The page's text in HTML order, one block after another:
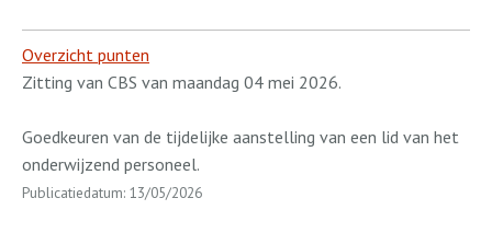
Overzicht punten
Zitting van CBS van maandag 04 mei 2026.
Goedkeuren van de tijdelijke aanstelling van een lid van het
onderwijzend personeel.
Publicatiedatum: 13/05/2026